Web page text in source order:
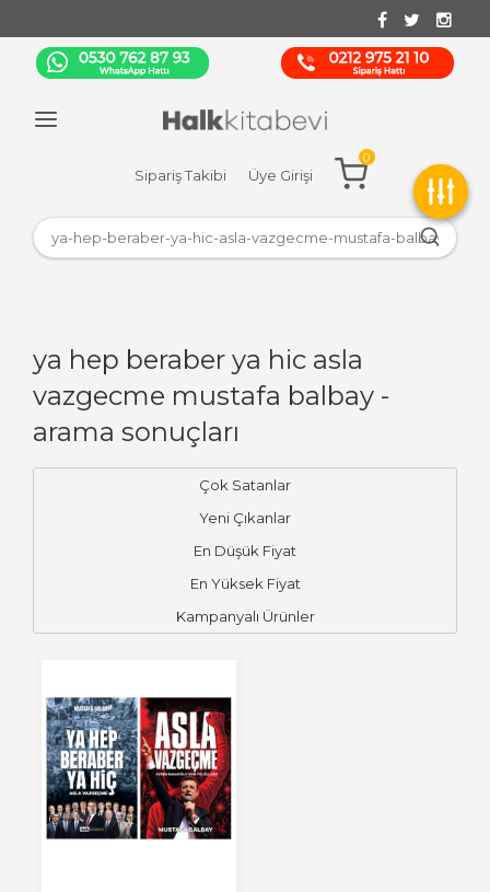
Sipariş Takibi Üye Girişi
0
ya hep beraber ya hic asla
vazgecme mustafa balbay -
arama sonuçları
Çok Satanlar
Yeni Çıkanlar
En Düşük Fiyat
En Yüksek Fiyat
Kampanyalı Ürünler